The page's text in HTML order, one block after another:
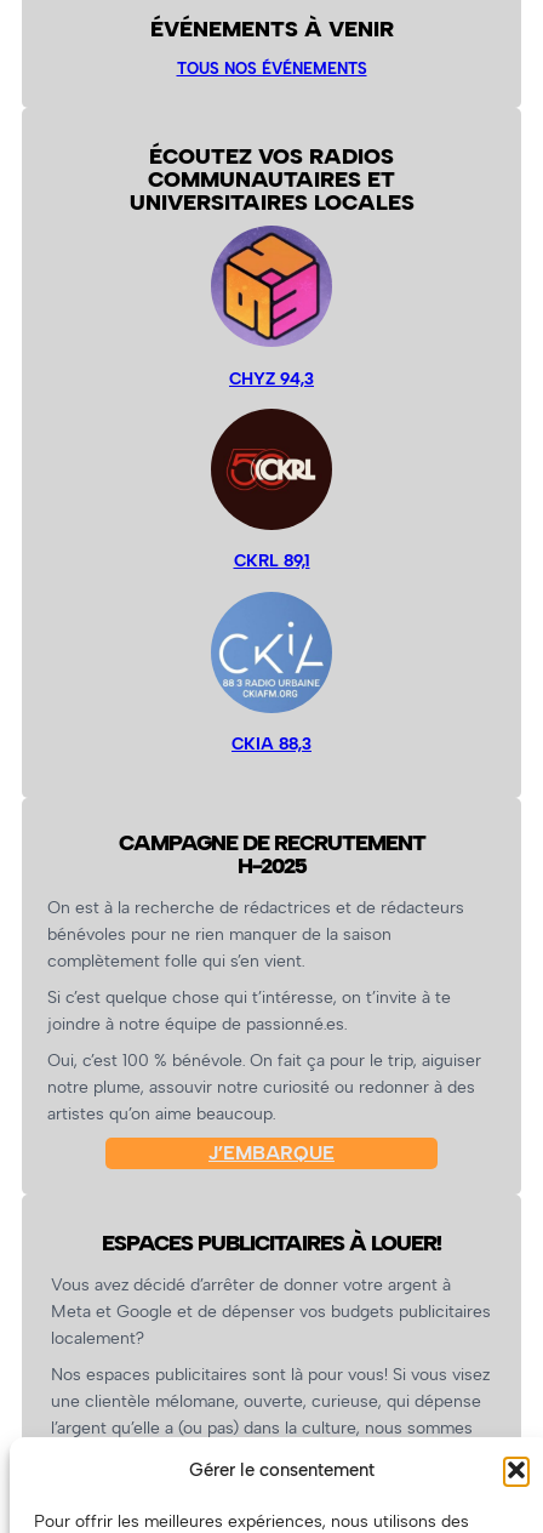
Gérer le consentement
Pour offrir les meilleures expériences, nous utilisons des
ÉVÉNEMENTS À VENIR
TOUS NOS ÉVÉNEMENTS
ÉCOUTEZ VOS RADIOS
COMMUNAUTAIRES ET
UNIVERSITAIRES LOCALES
CHYZ 94,3
CKRL 89,1
CKIA 88,3
CAMPAGNE DE RECRUTEMENT
H-2025
On est à la recherche de rédactrices et de rédacteurs
bénévoles pour ne rien manquer de la saison
complètement folle qui s’en vient.
Si c’est quelque chose qui t’intéresse, on t’invite à te
joindre à notre équipe de passionné.es.
Oui, c’est 100 % bénévole. On fait ça pour le trip, aiguiser
notre plume, assouvir notre curiosité ou redonner à des
artistes qu’on aime beaucoup.
J’EMBARQUE
ESPACES PUBLICITAIRES À LOUER!
Vous avez décidé d’arrêter de donner votre argent à
Meta et Google et de dépenser vos budgets publicitaires
localement?
Nos espaces publicitaires sont là pour vous! Si vous visez
une clientèle mélomane, ouverte, curieuse, qui dépense
l’argent qu’elle a (ou pas) dans la culture, nous sommes
revient.